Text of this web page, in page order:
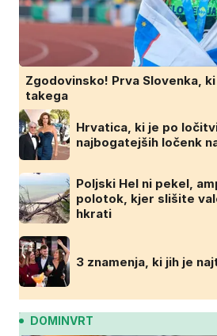
Zgodovinsko! Prva Slovenka,
takega
Hrvatica, ki je po
najbogatejših ločenk
Poljski Hel ni pekel,
polotok, kjer slišite
hkrati
3 znamenja, ki jih je
DOMINVRT